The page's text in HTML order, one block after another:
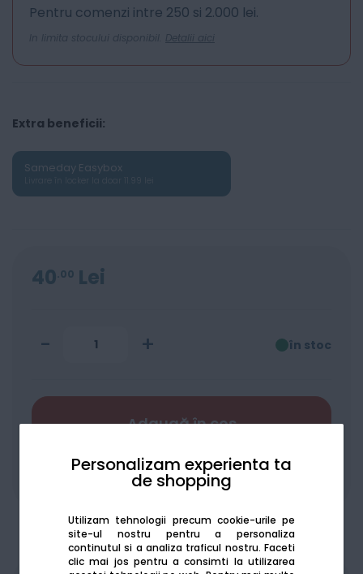
Personalizam experienta ta
de shopping
Utilizam tehnologii precum cookie-urile pe
site-ul nostru pentru a personaliza
continutul si a analiza traficul nostru. Faceti
clic mai jos pentru a consimti la utilizarea
Pentru comenzi intre 250 si 2.000 lei.
In limita stocului disponibil. Detalii aici
Extra beneficii:
Sameday Easybox
40 00 Lei
- + în stoc
Adaugă în coș
Adaugă la favorite